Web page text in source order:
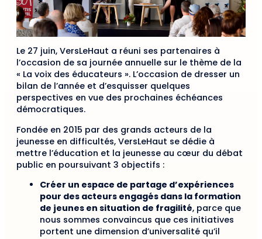
Le 27 juin, VersLeHaut a réuni ses partenaires à
l’occasion de sa journée annuelle sur le thème de la
« La voix des éducateurs ». L’occasion de dresser un
bilan de l’année et d’esquisser quelques
perspectives en vue des prochaines échéances
démocratiques.
Fondée en 2015 par des grands acteurs de la
jeunesse en difficultés, VersLeHaut se dédie à
mettre l’éducation et la jeunesse au cœur du débat
public en poursuivant 3 objectifs :
Créer un espace de partage d’expériences
pour des acteurs engagés dans la formation
de jeunes en situation de fragilité, parce que
nous sommes convaincus que ces initiatives
portent une dimension d’universalité qu’il